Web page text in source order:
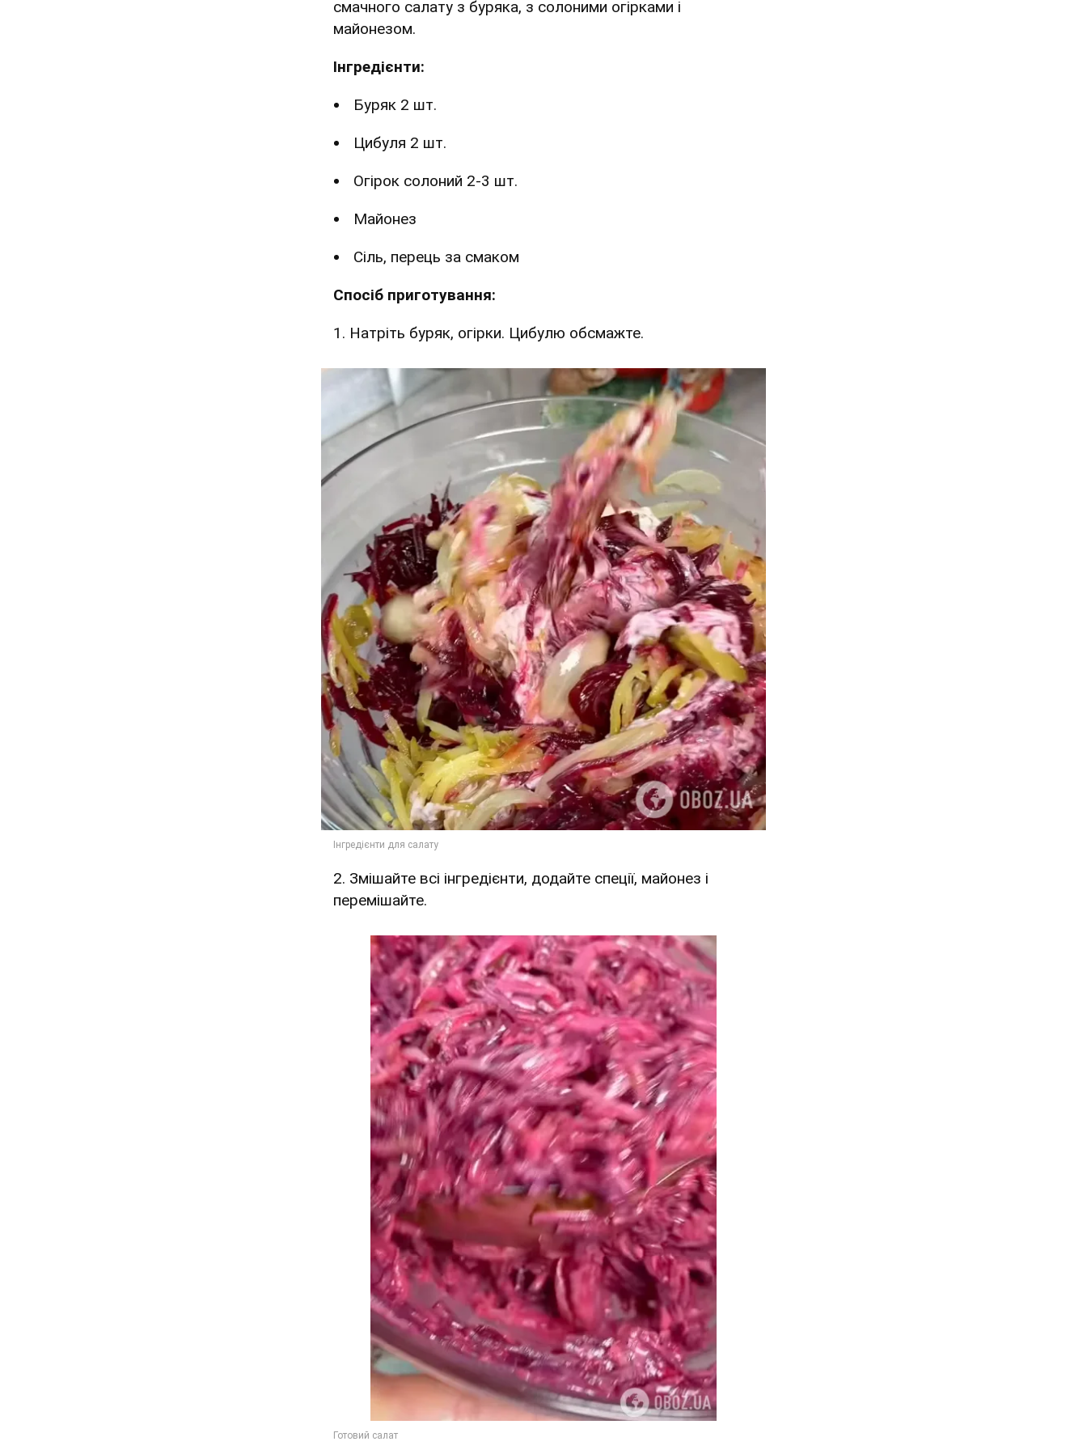
смачного салату з буряка, з солоними огірками і
майонезом.
Інгредієнти:
Буряк 2 шт.
Цибуля 2 шт.
Огірок солоний 2-3 шт.
Майонез
Сіль, перець за смаком
Спосіб приготування:
1. Натріть буряк, огірки. Цибулю обсмажте.
2. Змішайте всі інгредієнти, додайте спеції, майонез і
перемішайте.